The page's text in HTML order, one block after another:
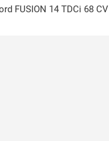
FUSION 14 TDCi 68 CV